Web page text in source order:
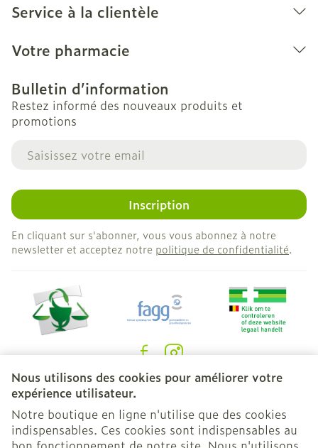
Nous utilisons des cookies pour améliorer votre
expérience utilisateur.
Notre boutique en ligne n'utilise que des cookies
indispensables. Ces cookies sont indispensables au
Service à la clientèle
Votre pharmacie
Bulletin d’information
Restez informé des nouveaux produits et
promotions
Adresse mail
Inscription
En cliquant sur s'abonner, vous vous abonnez à notre
newsletter et acceptez notre politique de confidentialité.
Liens légaux